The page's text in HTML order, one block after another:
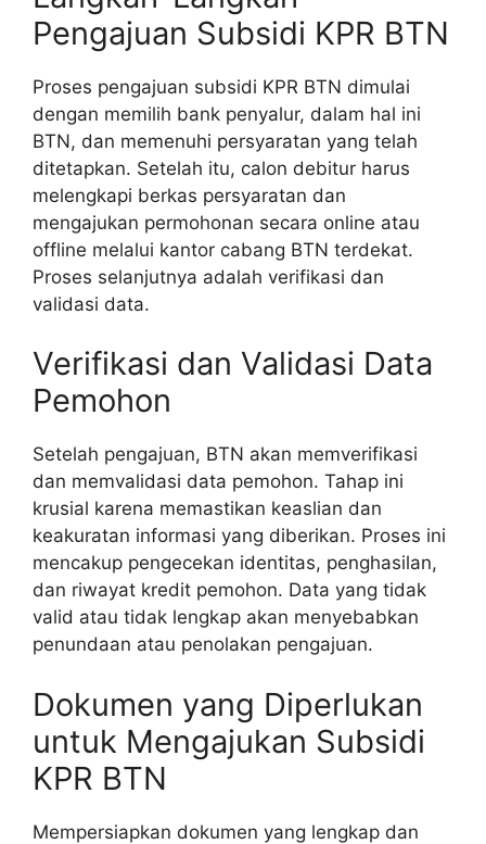
Pengajuan Subsidi KPR BTN
Proses pengajuan subsidi KPR BTN dimulai
dengan memilih bank penyalur, dalam hal ini
BTN, dan memenuhi persyaratan yang telah
ditetapkan. Setelah itu, calon debitur harus
melengkapi berkas persyaratan dan
mengajukan permohonan secara online atau
offline melalui kantor cabang BTN terdekat.
Proses selanjutnya adalah verifikasi dan
validasi data.
Verifikasi dan Validasi Data
Pemohon
Setelah pengajuan, BTN akan memverifikasi
dan memvalidasi data pemohon. Tahap ini
krusial karena memastikan keaslian dan
keakuratan informasi yang diberikan. Proses ini
mencakup pengecekan identitas, penghasilan,
dan riwayat kredit pemohon. Data yang tidak
valid atau tidak lengkap akan menyebabkan
penundaan atau penolakan pengajuan.
Dokumen yang Diperlukan
untuk Mengajukan Subsidi
KPR BTN
Mempersiapkan dokumen yang lengkap dan